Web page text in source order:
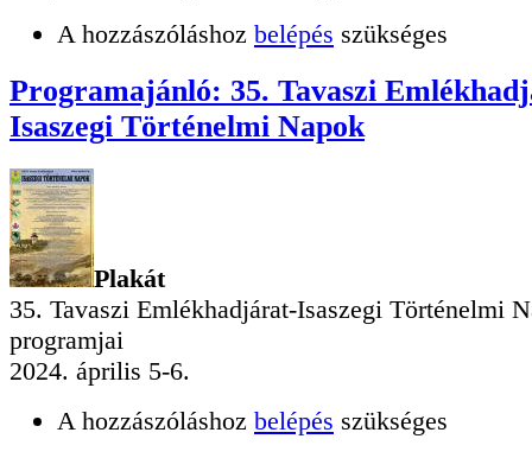
A hozzászóláshoz belépés szükséges
Programajánló: 35. Tavaszi
Isaszegi Történelmi Napok
Plakát
35. Tavaszi Emlékhadjárat-Isaszegi Történelmi
programjai
2024. április 5-6.
A hozzászóláshoz belépés szükséges